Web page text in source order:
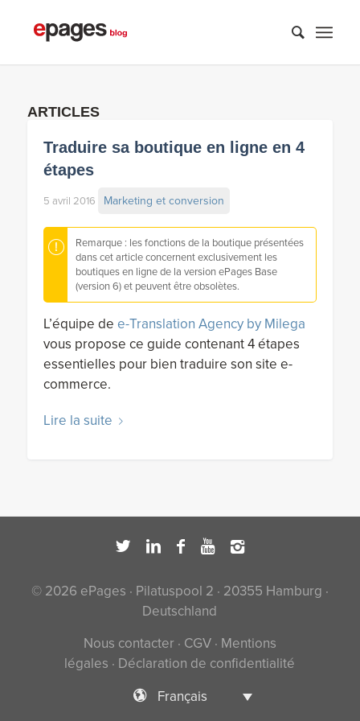
ARTICLES
Traduire sa boutique en ligne en 4
étapes
5 avril 2016 Marketing et conversion
Remarque : les fonctions de la boutique présentées
dans cet article concernent exclusivement les
boutiques en ligne de la version ePages Base
(version 6) et peuvent être obsolètes.
L’équipe de e-Translation Agency by Milega
vous propose ce guide contenant 4 étapes
essentielles pour bien traduire son site e-
commerce.
Lire la suite
© 2026 ePages · Pilatuspool 2 · 20355 Hamburg ·
Deutschland
Nous contacter · CGV· Mentions
légales · Déclaration de confidentialité
Français